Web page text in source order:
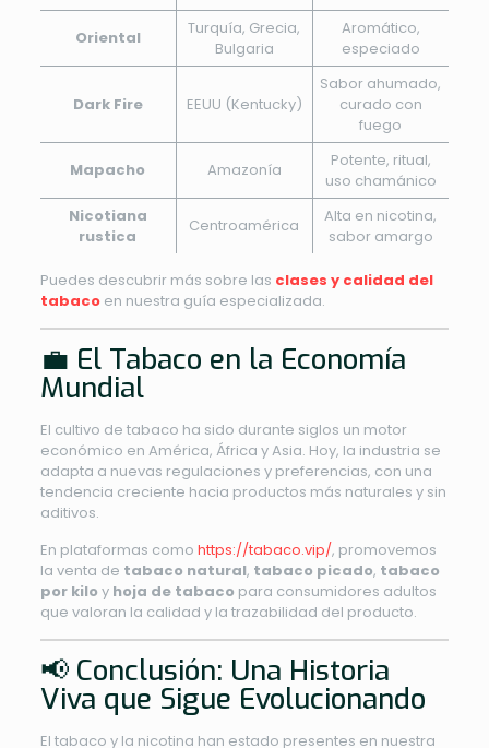
Oriental
Turquía, Grecia,
Bulgaria
Aromático,
especiado
Dark Fire EEUU (Kentucky)
Sabor ahumado,
curado con
fuego
Mapacho Amazonía
Potente, ritual,
uso chamánico
Nicotiana
rustica
Centroamérica
Alta en nicotina,
sabor amargo
Puedes descubrir más sobre las clases y calidad del
tabacoen nuestra guía especializada.
💼 El Tabaco en la Economía
Mundial
El cultivo de tabaco ha sido durante siglos un motor
económico en América, África y Asia. Hoy, la industria se
adapta a nuevas regulaciones y preferencias, con una
tendencia creciente hacia productos más naturales y sin
aditivos.
En plataformas como https://tabaco.vip/, promovemos
la venta de tabaco natural, tabaco picado, tabaco
por kilo y hoja de tabaco para consumidores adultos
que valoran la calidad y la trazabilidad del producto.
📢 Conclusión: Una Historia
Viva que Sigue Evolucionando
El tabaco y la nicotina han estado presentes en nuestra